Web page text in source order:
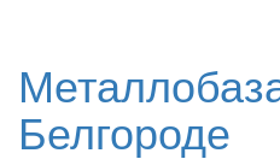
Белгороде